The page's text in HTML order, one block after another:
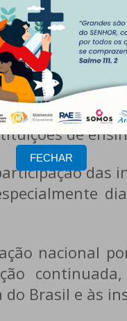
Fiscal
a
e
o
de
das
nacional
Brasil e às
FECHAR